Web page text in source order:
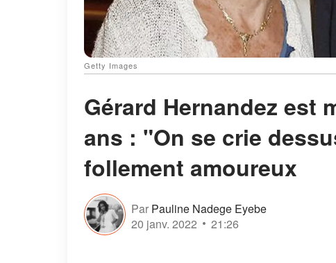
Getty Images
Gérard Hernandez est
ans : "On se crie
follement amoureux
Par Pauline Nadege Eyebe
20 janv. 2022
21:26